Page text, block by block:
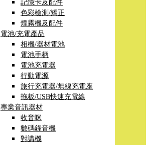
記憶卡及配件
色彩檢測/矯正
煙霧機及配件
電池/充電產品
相機/器材電池
電池手柄
電池充電器
行動電源
旅行充電器/無線充電座
拖板/USB快速充電線
專業音訊器材
收音咪
數碼錄音機
對講機